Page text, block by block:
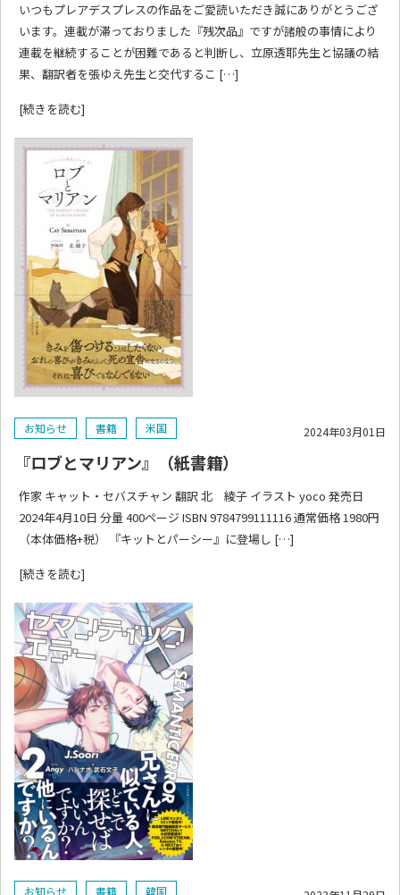
いつもプレアデスプレスの作品をご愛読いただき誠にありがとうござ
います。連載が滞っておりました『残次品』ですが諸般の事情により
連載を継続することが困難であると判断し、立原透耶先生と協議の結
果、翻訳者を張ゆえ先生と交代するこ […]
[続きを読む]
お知らせ 書籍 米国 2024年03月01日
『ロブとマリアン』（紙書籍）
作家 キャット・セバスチャン 翻訳 北 綾子 イラスト yoco 発売日
2024年4月10日 分量 400ページ ISBN 9784799111116 通常価格 1980円
（本体価格+税） 『キットとパーシー』に登場し […]
[続きを読む]
お知らせ 書籍 韓国